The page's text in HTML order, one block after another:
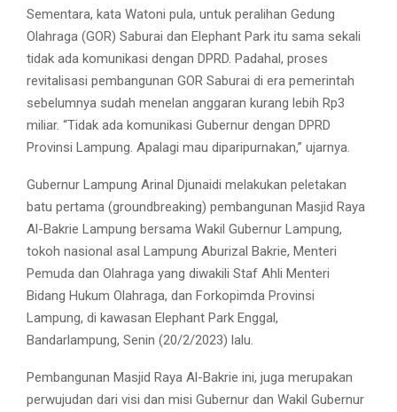
Sementara, kata Watoni pula, untuk peralihan Gedung
Olahraga (GOR) Saburai dan Elephant Park itu sama sekali
tidak ada komunikasi dengan DPRD. Padahal, proses
revitalisasi pembangunan GOR Saburai di era pemerintah
sebelumnya sudah menelan anggaran kurang lebih Rp3
miliar. “Tidak ada komunikasi Gubernur dengan DPRD
Provinsi Lampung. Apalagi mau diparipurnakan,” ujarnya.
Gubernur Lampung Arinal Djunaidi melakukan peletakan
batu pertama (groundbreaking) pembangunan Masjid Raya
Al-Bakrie Lampung bersama Wakil Gubernur Lampung,
tokoh nasional asal Lampung Aburizal Bakrie, Menteri
Pemuda dan Olahraga yang diwakili Staf Ahli Menteri
Bidang Hukum Olahraga, dan Forkopimda Provinsi
Lampung, di kawasan Elephant Park Enggal,
Bandarlampung, Senin (20/2/2023) lalu.
Pembangunan Masjid Raya Al-Bakrie ini, juga merupakan
perwujudan dari visi dan misi Gubernur dan Wakil Gubernur